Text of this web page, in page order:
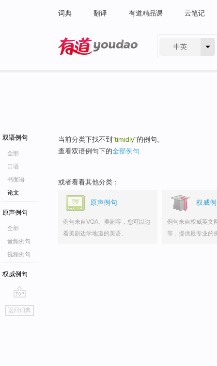
词典 翻译 有道精品课 云笔记
中英
双语例句
全部
口语
书面语
论文
原声例句
全部
音频例句
视频例句
权威例句
go
top
返回词典
当前分类下找不到"timidly"的例句。
查看双语例句下的全部例句
或者看看其他分类：
原声例句
例句来自VOA、美剧等，您可以边
看美剧边学地道的美语。
权威
例句来自权威英文
等，提供最专业的